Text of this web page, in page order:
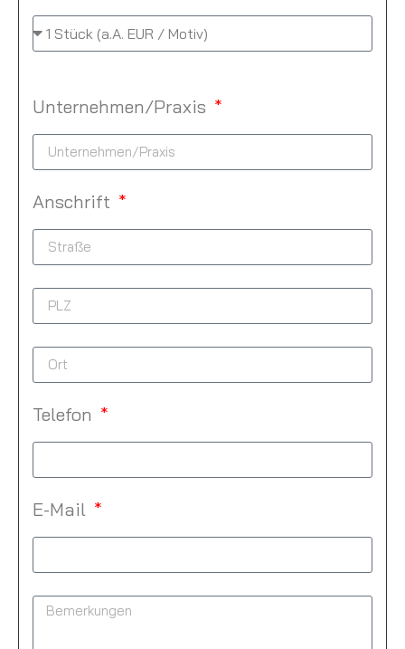
Unternehmen/Praxis
Anschrift
Telefon
E-Mail